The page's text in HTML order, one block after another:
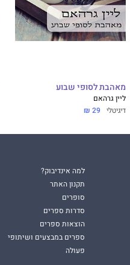
מאהבת לסופי שבוע
ליין גרהאם
דיגיטלי 29 ₪
למה אינדיבוק?
תקנון האתר
סופרים
סדרות ספרים
הוצאות ספרים
ספרים במבצעים ושיתופי
פעולה